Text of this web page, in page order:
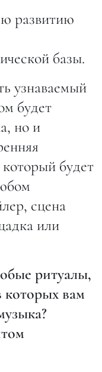
развитию
базы.
узнаваемый
будет
но и
будет
сцена
или
ритуалы,
которых вам